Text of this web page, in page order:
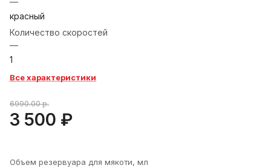
красный
Количество скоростей
—
1
Все характеристики
6990.00 р.
3 500 ₽
Объем резервуара для мякоти, мл